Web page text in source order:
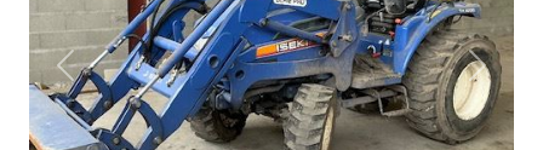
Previous Next